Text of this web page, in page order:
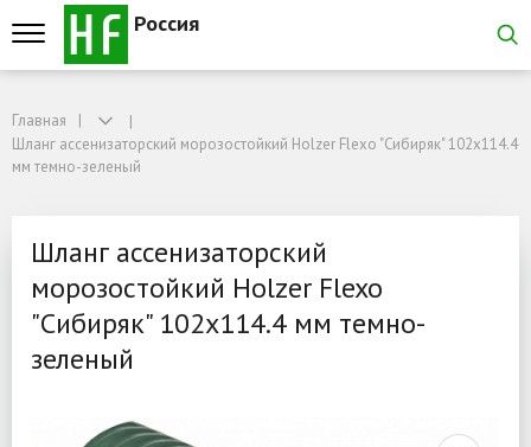
Россия
Шланг ассенизаторский морозостойкий Holzer Flexo "Сибиряк" 102х114.4
Шланг
Главная
Шланг ассенизаторский морозостойкий Holzer Flexo "Сибиряк" 102х114.4
мм темно-зеленый
Шланг ассенизаторский
морозостойкий Holzer Flexo
"Сибиряк" 102х114.4 мм темно-
зеленый